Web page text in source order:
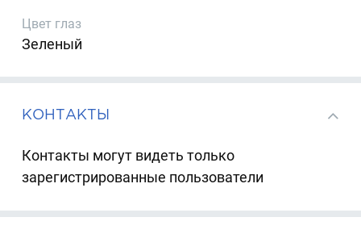
Цвет глаз
Зеленый
КОНТАКТЫ
Контакты могут видеть только
зарегистрированные пользователи